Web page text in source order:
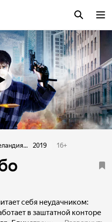
2019 16+
себя неудачником:
в заштатной конторе